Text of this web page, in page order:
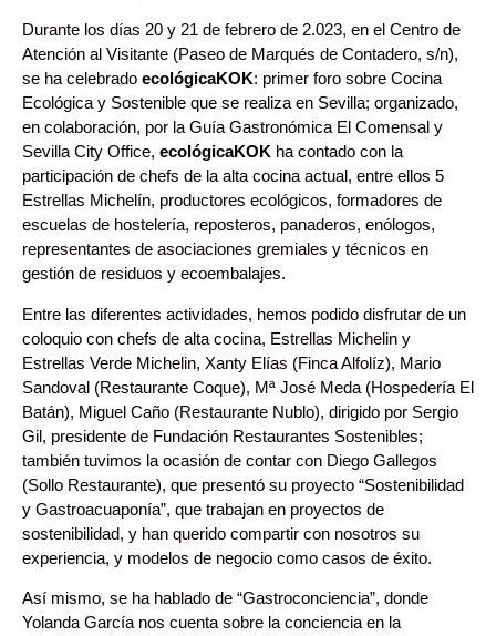
Durante los días 20 y 21 de febrero de 2.023, en el Centro de
Atención al Visitante (Paseo de Marqués de Contadero, s/n),
se ha celebrado ecológicaKOK: primer foro sobre Cocina
Ecológica y Sostenible que se realiza en Sevilla; organizado,
en colaboración, por la Guía Gastronómica El Comensal y
Sevilla City Office, ecológicaKOK ha contado con la
participación de chefs de la alta cocina actual, entre ellos 5
Estrellas Michelín, productores ecológicos, formadores de
escuelas de hostelería, reposteros, panaderos, enólogos,
representantes de asociaciones gremiales y técnicos en
gestión de residuos y ecoembalajes.
Entre las diferentes actividades, hemos podido disfrutar de un
coloquio con chefs de alta cocina, Estrellas Michelin y
Estrellas Verde Michelin, Xanty Elías (Finca Alfolíz), Mario
Sandoval (Restaurante Coque), Mª José Meda (Hospedería El
Batán), Miguel Caño (Restaurante Nublo), dirigido por Sergio
Gil, presidente de Fundación Restaurantes Sostenibles;
también tuvimos la ocasión de contar con Diego Gallegos
(Sollo Restaurante), que presentó su proyecto “Sostenibilidad
y Gastroacuaponía”, que trabajan en proyectos de
sostenibilidad, y han querido compartir con nosotros su
experiencia, y modelos de negocio como casos de éxito.
Así mismo, se ha hablado de “Gastroconciencia”, donde
Yolanda García nos cuenta sobre la conciencia en la